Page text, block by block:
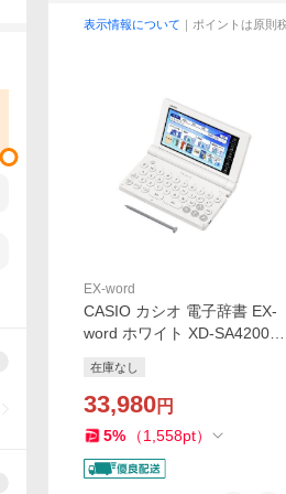
表示情報について ｜ポイントは原則
EX-word
CASIO カシオ 電子辞書 EX-
word ホワイト XD-SA4200W
在庫なし
33,980円
5% （1,558pt）